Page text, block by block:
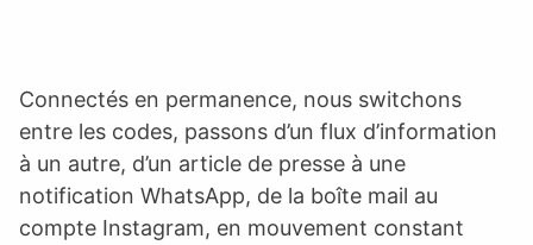
Connectés en permanence, nous switchons
entre les codes, passons d’un flux d’information
à un autre, d’un article de presse à une
notification WhatsApp, de la boîte mail au
compte Instagram, en mouvement constant